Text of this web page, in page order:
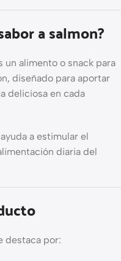
a salmon?
un alimento o snack para
diseñado para aportar
deliciosa en cada
a estimular el
diaria del
destaca por: